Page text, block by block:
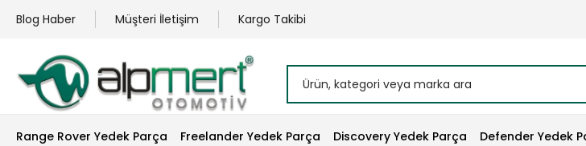
Blog Haber Müşteri İletişim Kargo Takibi
Range Rover Yedek Parça Freelander Yedek Parça Discovery Yedek Parça Defender Yedek